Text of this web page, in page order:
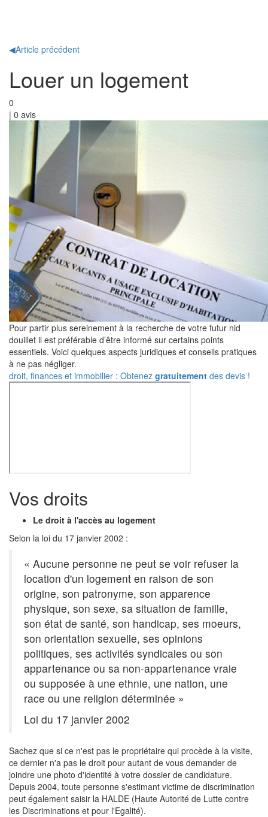
◀Article précédent
Louer un logement
0
| 0 avis
Pour partir plus sereinement à la recherche de votre futur nid
douillet il est préférable d’être informé sur certains points
essentiels. Voici quelques aspects juridiques et conseils pratiques
à ne pas négliger.
droit, finances et immobilier : Obtenez gratuitement des devis !
Vos droits
Le droit à l'accès au logement
Selon la loi du 17 janvier 2002 :
« Aucune personne ne peut se voir refuser la
location d'un logement en raison de son
origine, son patronyme, son apparence
physique, son sexe, sa situation de famille,
son état de santé, son handicap, ses moeurs,
son orientation sexuelle, ses opinions
politiques, ses activités syndicales ou son
appartenance ou sa non-appartenance vraie
ou supposée à une ethnie, une nation, une
race ou une religion déterminée »
Loi du 17 janvier 2002
Sachez que si ce n'est pas le propriétaire qui procède à la visite,
ce dernier n'a pas le droit pour autant de vous demander de
joindre une photo d'identité à votre dossier de candidature.
Depuis 2004, toute personne s'estimant victime de discrimination
peut également saisir la HALDE (Haute Autorité de Lutte contre
les Discriminations et pour l'Egalité).